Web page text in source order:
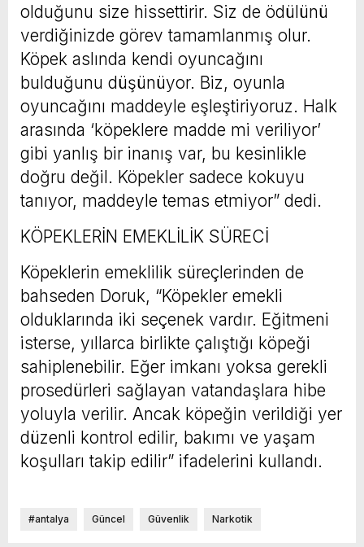
olduğunu size hissettirir. Siz de ödülünü
verdiğinizde görev tamamlanmış olur.
Köpek aslında kendi oyuncağını
bulduğunu düşünüyor. Biz, oyunla
oyuncağını maddeyle eşleştiriyoruz. Halk
arasında ‘köpeklere madde mi veriliyor’
gibi yanlış bir inanış var, bu kesinlikle
doğru değil. Köpekler sadece kokuyu
tanıyor, maddeyle temas etmiyor” dedi.
KÖPEKLERİN EMEKLİLİK SÜRECİ
Köpeklerin emeklilik süreçlerinden de
bahseden Doruk, “Köpekler emekli
olduklarında iki seçenek vardır. Eğitmeni
isterse, yıllarca birlikte çalıştığı köpeği
sahiplenebilir. Eğer imkanı yoksa gerekli
prosedürleri sağlayan vatandaşlara hibe
yoluyla verilir. Ancak köpeğin verildiği yer
düzenli kontrol edilir, bakımı ve yaşam
koşulları takip edilir” ifadelerini kullandı.
#antalya Güncel Güvenlik Narkotik